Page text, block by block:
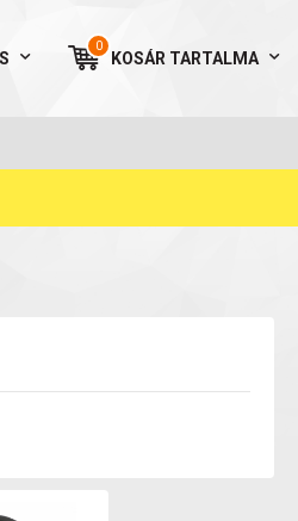
0
KOSÁR TARTALMA
ÜRES